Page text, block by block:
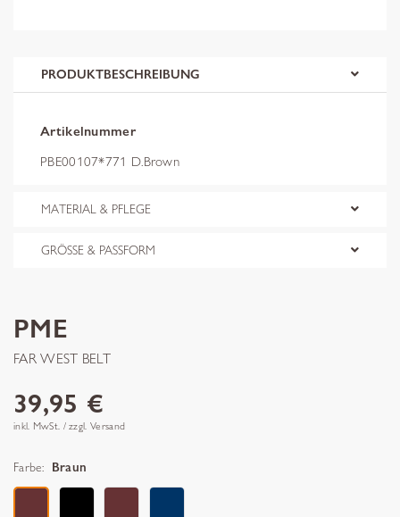
PRODUKTBESCHREIBUNG
Artikelnummer
PBE00107*771 D.Brown
MATERIAL & PFLEGE
GRÖSSE & PASSFORM
PME
FAR WEST BELT
39,95 €
inkl. MwSt. / zzgl. Versand
Farbe: Braun